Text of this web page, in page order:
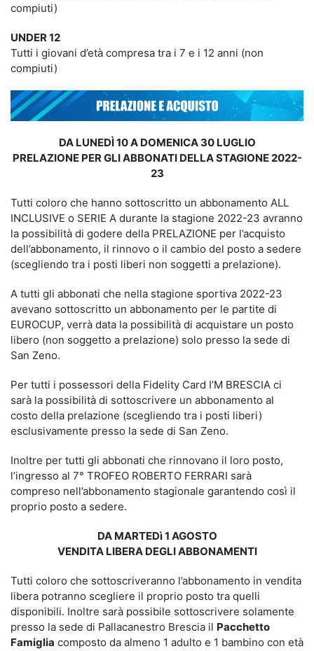
compiuti)
UNDER 12
Tutti i giovani d’età compresa tra i 7 e i 12 anni (non
compiuti)
DA LUNEDÌ 10 A DOMENICA 30 LUGLIO
PRELAZIONE PER GLI ABBONATI DELLA STAGIONE 2022-
23
Tutti coloro che hanno sottoscritto un abbonamento ALL
INCLUSIVE o SERIE A durante la stagione 2022-23 avranno
la possibilità di godere della PRELAZIONE per l’acquisto
dell’abbonamento, il rinnovo o il cambio del posto a sedere
(scegliendo tra i posti liberi non soggetti a prelazione).
A tutti gli abbonati che nella stagione sportiva 2022-23
avevano sottoscritto un abbonamento per le partite di
EUROCUP, verrà data la possibilità di acquistare un posto
libero (non soggetto a prelazione) solo presso la sede di
San Zeno.
Per tutti i possessori della Fidelity Card I’M BRESCIA ci
sarà la possibilità di sottoscrivere un abbonamento al
costo della prelazione (scegliendo tra i posti liberi)
esclusivamente presso la sede di San Zeno.
Inoltre per tutti gli abbonati che rinnovano il loro posto,
l’ingresso al 7° TROFEO ROBERTO FERRARI sarà
compreso nell’abbonamento stagionale garantendo così il
proprio posto a sedere.
DA MARTEDì 1 AGOSTO
VENDITA LIBERA DEGLI ABBONAMENTI
Tutti coloro che sottoscriveranno l’abbonamento in vendita
libera potranno scegliere il proprio posto tra quelli
disponibili. Inoltre sarà possibile sottoscrivere solamente
presso la sede di Pallacanestro Brescia il Pacchetto
Famiglia composto da almeno 1 adulto e 1 bambino con età